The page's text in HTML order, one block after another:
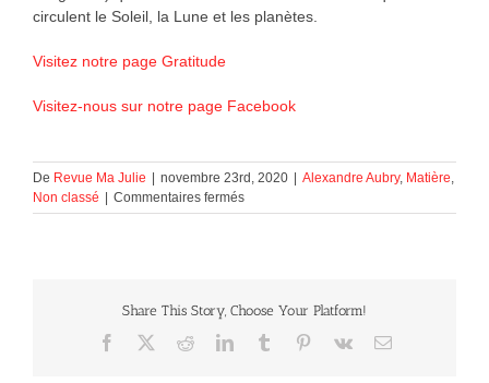
circulent le Soleil, la Lune et les planètes.
Visitez notre page Gratitude
Visitez-nous sur notre page Facebook
De Revue Ma Julie novembre 23rd, 2020 Alexandre Aubry, Matière,
Non classé
Commentaires ferméssur
Astrologie
Share This Story, Choose Your Platform!
Facebook RedditLinkedInTumblr Pinterest
Vk Courriel